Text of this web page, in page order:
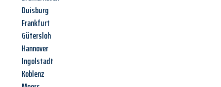
Duisburg
Frankfurt
Gütersloh
Hannover
Ingolstadt
Koblenz